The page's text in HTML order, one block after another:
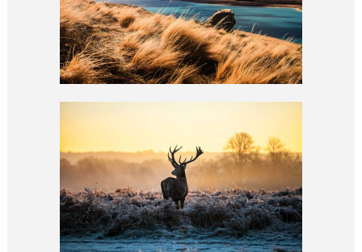
abstract / documentary
RAW PHOTOGRAPHY
abstract / documentary